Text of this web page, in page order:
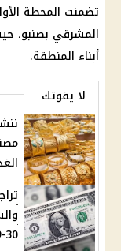
تضمنت المحطة
المشرقي بصنبو،
أبناء المنطقة.
لا يفوتك
30-9-2025